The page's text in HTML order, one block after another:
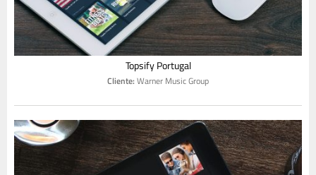
Topsify Portugal
Cliente: Warner Music Group